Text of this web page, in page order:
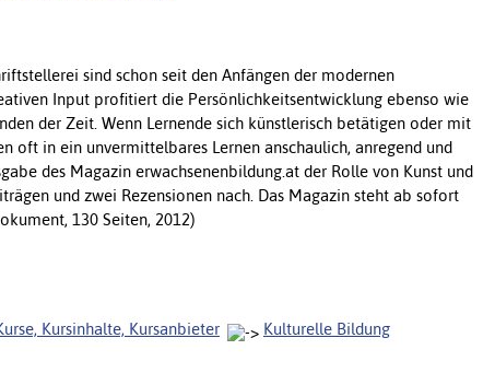
sind schon seit den Anfängen der modernen
Input profitiert die Persönlichkeitsentwicklung ebenso wie
der Zeit. Wenn Lernende sich künstlerisch betätigen oder mit
oft in ein unvermittelbares Lernen anschaulich, anregend und
des Magazin erwachsenenbildung.at der Rolle von Kunst und
und zwei Rezensionen nach. Das Magazin steht ab sofort
130 Seiten, 2012)
Kursinhalte, Kursanbieter Kulturelle Bildung